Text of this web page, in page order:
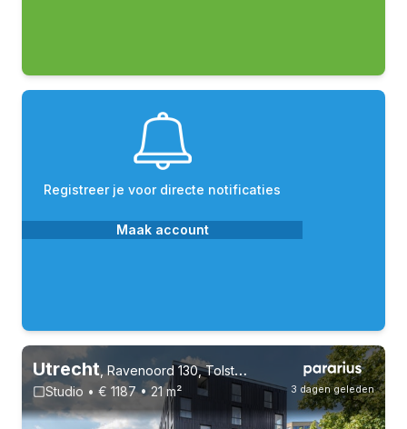
Registreer je voor directe notificaties
Maak account
3 dagen geleden
Utrecht,Ravenoord 130, Tolsteeg en Rotsoord
Studio • € 1187 • 21 m²